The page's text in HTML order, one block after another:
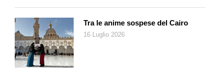
contattarci». Missione compiuta.
Due raccomandazioni: 1) prima di procedere all’invio della
richiesta di cancellazione sarebbe bene predisporre
eventualmente un backup di tutti i contenuti del profilo, da
tenere per ricordo (l’opzione è possibile solo se si è in
Tra le anime sospese del Cairo
16 Luglio 2026